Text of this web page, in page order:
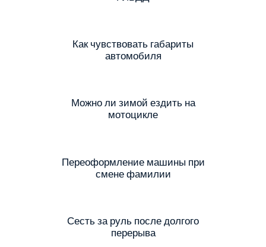
Как чувствовать габариты
автомобиля
Можно ли зимой ездить на
мотоцикле
Переоформление машины при
смене фамилии
Сесть за руль после долгого
перерыва